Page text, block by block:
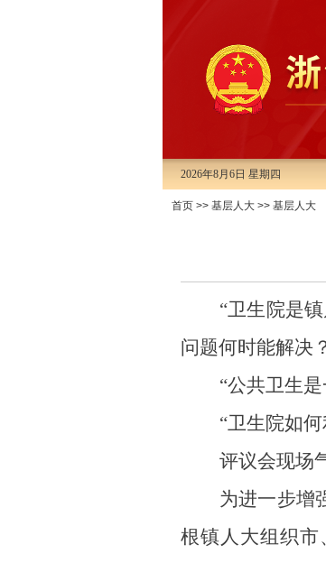
2026年8月6日 星期四
首页 >> 基层人大 >> 基层人大
“卫生院是
问题何时能解决
“公共卫生
“卫生院如
评议会现场
为进一步增
根镇人大组织市